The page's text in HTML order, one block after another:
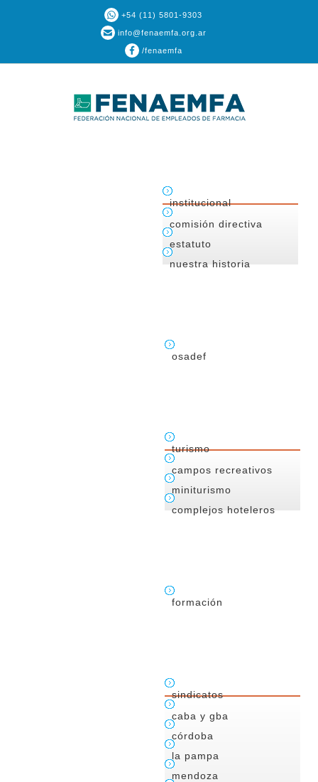
+54 (11) 5801-9303
info@fenaemfa.org.ar
/fenaemfa
institucional
comisión directiva
estatuto
nuestra historia
osadef
turismo
campos recreativos
miniturismo
complejos hoteleros
formación
sindicatos
caba y gba
córdoba
la pampa
mendoza